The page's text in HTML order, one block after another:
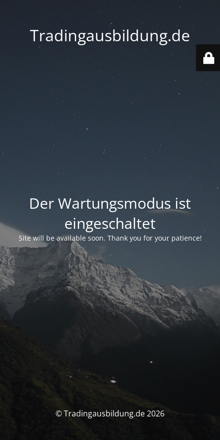
Tradingausbildung.de
Der Wartungsmodus ist
eingeschaltet
Site will be available soon. Thank you for your patience!
© Tradingausbildung.de 2026